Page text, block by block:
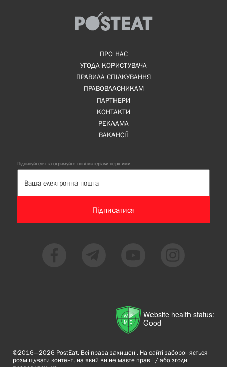
ПРО НАС
УГОДА КОРИСТУВАЧА
ПРАВИЛА СПІЛКУВАННЯ
ПРАВОВЛАСНИКАМ
ПАРТНЕРИ
КОНТАКТИ
РЕКЛАМА
ВАКАНСІЇ
Підписуйтеся та отримуйте нові матеріали першими
Підписатися
Website health status:
Good
©2016—2026 PostEat. Всі права захищені. На сайті забороняється
розміщувати контент, на який ви не маєте прав і / або згоди